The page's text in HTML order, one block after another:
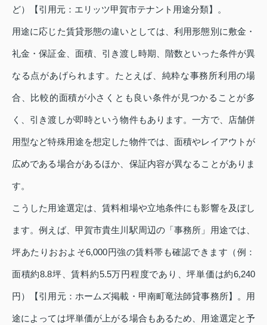
ど）【引⽤元：エリッツ甲賀市テナント用途分類】。
用途に応じた賃貸形態の違いとしては、利用形態別に敷金・
礼金・保証金、面積、引き渡し時期、階数といった条件が異
なる点があげられます。たとえば、純粋な事務所利用の場
合、比較的面積が小さくとも良い条件が見つかることが多
く、引き渡しが即時という物件もあります。一方で、店舗併
用型など特殊用途を想定した物件では、面積やレイアウトが
広めである場合があるほか、保証内容が異なることがありま
す。
こうした用途選定は、賃料相場や立地条件にも影響を及ぼし
ます。例えば、甲賀市貴生川駅周辺の「事務所」用途では、
坪あたりおおよそ6,000円強の賃料帯も確認できます（例：
面積約8.8坪、賃料約5.5万円程度であり、坪単価は約6,240
円）【引⽤元：ホームズ掲載・甲南町竜法師貸事務所】。用
途によっては坪単価が上がる場合もあるため、用途選定と予